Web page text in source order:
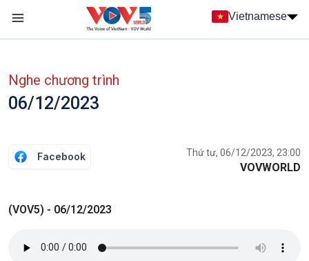
Nhảy đến nội dung
Vietnamese
Nghe chương trình
06/12/2023
Facebook Thứ tư, 06/12/2023, 23:00
VOVWORLD
(VOV5) - 06/12/2023